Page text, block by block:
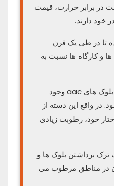
در برابر حرارت، قیمت
خود دارند.
تا در طی یک قرن
و کارگاه ها نسبت به
اما مشکل شاخصی که در بلوک های aac وجود
در واقع این دسته از
خود، رطوبت زیادی
ترک برداشتن بلوک ها و
در مناطق مرطوب می